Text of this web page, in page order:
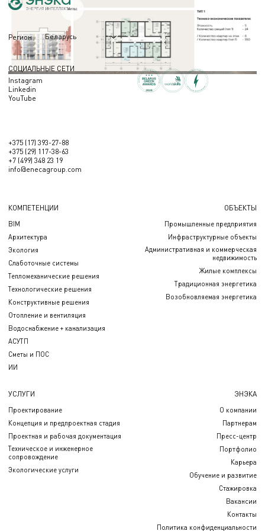
Регион Беларусь
СОЦИАЛЬНЫЕ СЕТИ
Instagram
Linkedin
YouTube
+375 (17) 393-27-88
+375 (29) 117-38-63
+7 (499) 348 23 19
info@enecagroup.com
КОМПЕТЕНЦИИ
BIM
Архитектура
Экология
Слаботочные системы
Тепломеханические решения
Технологические решения
Конструктивные решения
Отопление и вентиляция
Водоснабжение + канализация
АСУТП
Сметы и ПОС
ИИ
ОБЪЕКТЫ
Промышленные предприятия
Инфраструктурные объекты
Административная и коммерческая
недвижимость
Жилые комплексы
Традиционная энергетика
Возобновляемая энергетика
УСЛУГИ
Проектирование
Концепция и предпроектная стадия
Проектная и рабочая документация
Техническое и инженерное
сопровождение
Экологические услуги
ЭНЭКА
О компании
Партнерам
Пресс-центр
Портфолио
Карьера
Обучение и развитие
Стажировка
Вакансии
Контакты
Политика конфиденциальности